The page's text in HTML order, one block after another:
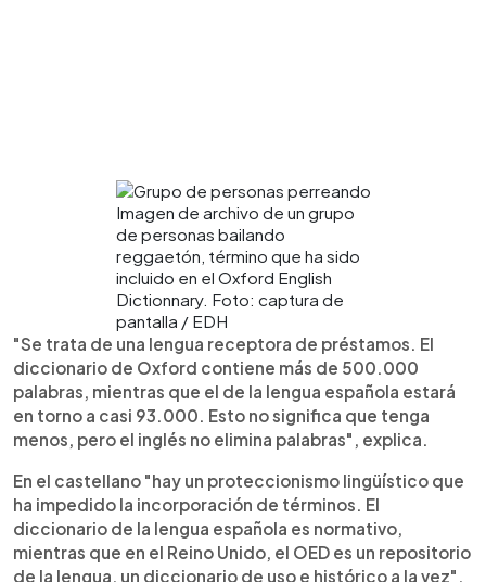
Imagen de archivo de un grupo
de personas bailando
reggaetón, término que ha sido
incluido en el Oxford English
Dictionnary. Foto: captura de
pantalla / EDH
"Se trata de una lengua receptora de préstamos. El
diccionario de Oxford contiene más de 500.000
palabras, mientras que el de la lengua española estará
en torno a casi 93.000. Esto no significa que tenga
menos, pero el inglés no elimina palabras", explica.
En el castellano "hay un proteccionismo lingüístico que
ha impedido la incorporación de términos. El
diccionario de la lengua española es normativo,
mientras que en el Reino Unido, el OED es un repositorio
de la lengua, un diccionario de uso e histórico a la vez",